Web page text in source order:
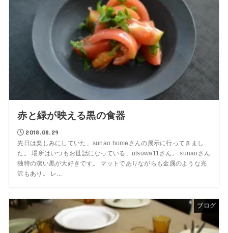
赤と緑が映える黒の食器
2018.08.29
先日は楽しみにしていた、sunao homeさんの展示に行ってきまし
た。 場所はいつもお世話になっている、utsuwa11さん。 sunaoさん
独特の潔い黒が大好きです。 マットでありながらも金属のような光
沢もあり。 レ...
ブログ